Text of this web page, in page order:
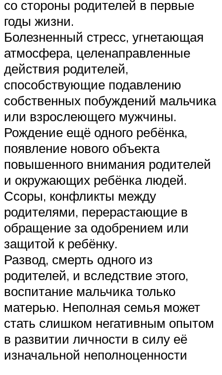
со стороны родителей в первые
годы жизни.
Болезненный стресс, угнетающая
атмосфера, целенаправленные
действия родителей,
способствующие подавлению
собственных побуждений мальчика
или взрослеющего мужчины.
Рождение ещё одного ребёнка,
появление нового объекта
повышенного внимания родителей
и окружающих ребёнка людей.
Ссоры, конфликты между
родителями, перерастающие в
обращение за одобрением или
защитой к ребёнку.
Развод, смерть одного из
родителей, и вследствие этого,
воспитание мальчика только
матерью. Неполная семья может
стать слишком негативным опытом
в развитии личности в силу её
изначальной неполноценности